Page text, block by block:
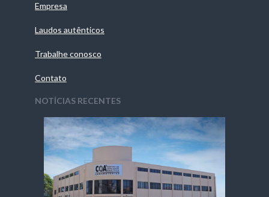
Empresa
Laudos autênticos
Trabalhe conosco
Contato
NOTÍCIAS RECENTES